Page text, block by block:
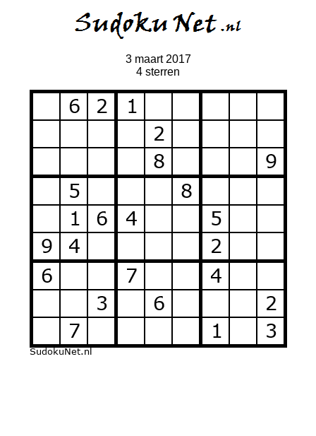
3 maart 2017
4 sterren